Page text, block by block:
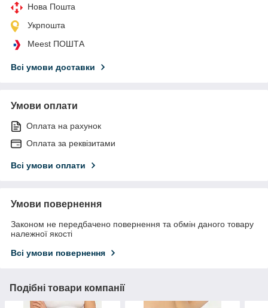
Нова Пошта
Укрпошта
Meest ПОШТА
Всі умови доставки
Умови оплати
Оплата на рахунок
Оплата за реквізитами
Всі умови оплати
Умови повернення
Законом не передбачено повернення та обмін даного товару
належної якості
Всі умови повернення
Подібні товари компанії